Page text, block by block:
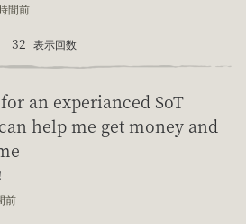
間前
32 表示回数
an experianced SoT
help me get money and
前